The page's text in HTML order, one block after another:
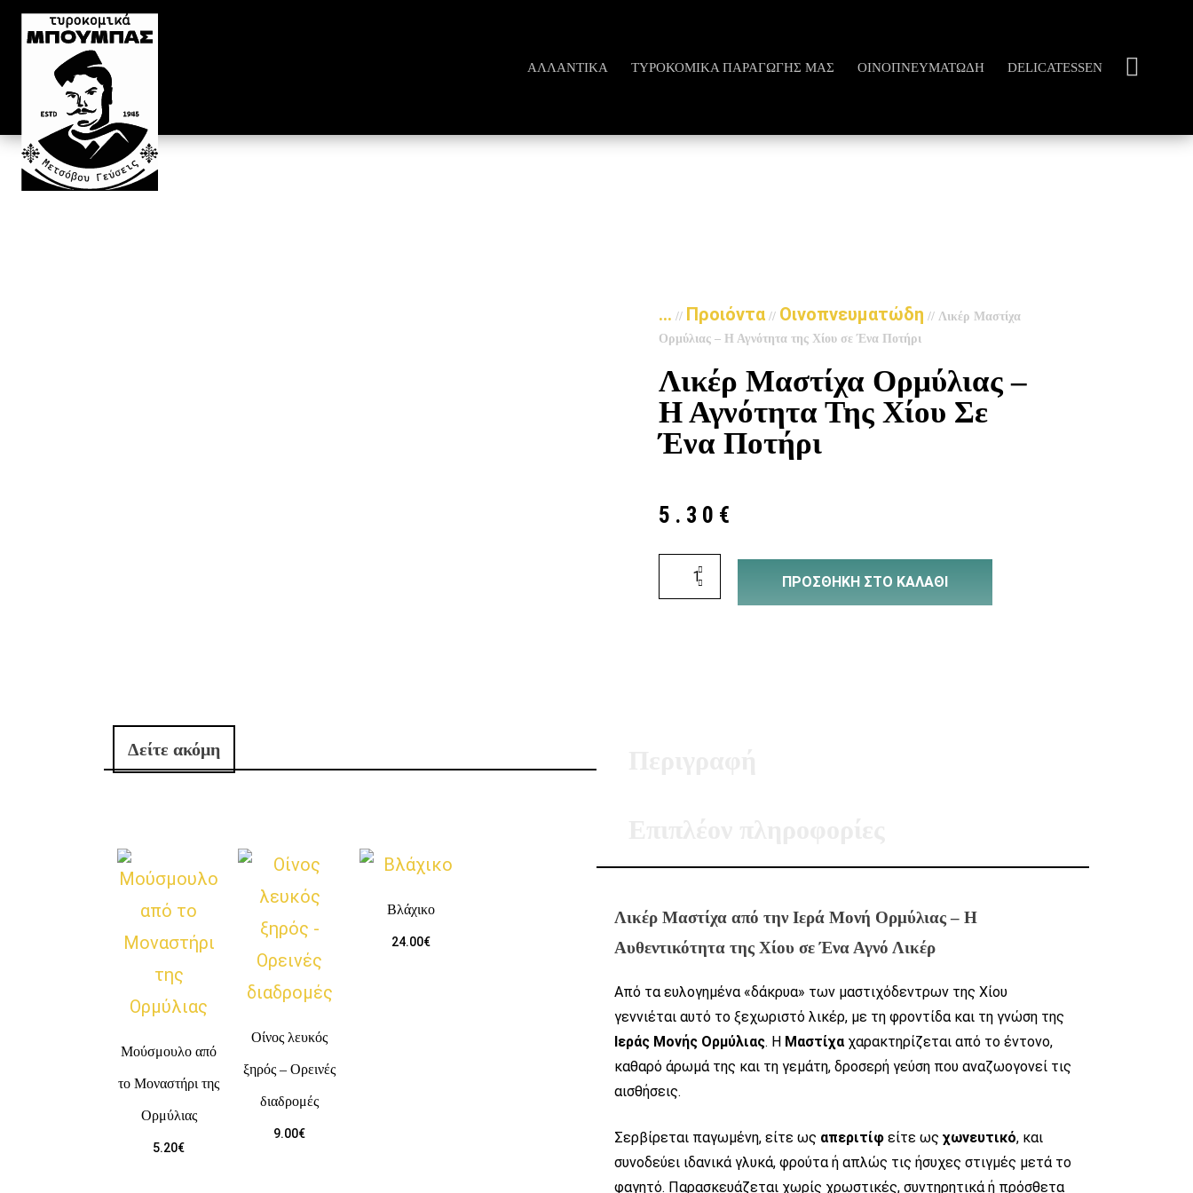
ΑΛΛΑΝΤΙΚΆ ΤΥΡΟΚΟΜΙΚΆ ΠΑΡΑΓΩΓΗΣ ΜΑΣ ΟΙΝΟΠΝΕΥΜΑΤΏΔΗ DELICATESSEN
... // Προιόντα // Οινοπνευματώδη // Λικέρ Μαστίχα
Ορμύλιας – Η Αγνότητα της Χίου σε Ένα Ποτήρι
Λικέρ Μαστίχα Ορμύλιας –
Η Αγνότητα Της Χίου Σε
Ένα Ποτήρι
5.30 €
ΠΡΟΣΘΉΚΗ ΣΤΟ ΚΑΛΆΘΙ
Δείτε ακόμη
Μούσμουλο από
το Μοναστήρι της
Ορμύλιας
5.20€
Οίνος λευκός
ξηρός – Ορεινές
διαδρομές
9.00€
Βλάχικο
24.00€
Λικέρ Μαστίχα από την Ιερά Μονή Ορμύλιας – Η
Αυθεντικότητα της Χίου σε Ένα Αγνό Λικέρ
Από τα ευλογημένα «δάκρυα» των μαστιχόδεντρων της Χίου
γεννιέται αυτό το ξεχωριστό λικέρ, με τη φροντίδα και τη γνώση της
Ιεράς Μονής Ορμύλιας. Η Μαστίχαχαρακτηρίζεται από το έντονο,
καθαρό άρωμά της και τη γεμάτη, δροσερή γεύση που αναζωογονεί τις
αισθήσεις.
Σερβίρεται παγωμένη, είτε ως απεριτίφ είτε ως χωνευτικό, και
συνοδεύει ιδανικά γλυκά, φρούτα ή απλώς τις ήσυχες στιγμές μετά το
φαγητό. Παρασκευάζεται χωρίς χρωστικές, συντηρητικά ή πρόσθετα